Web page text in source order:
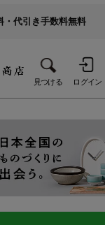
・代引き手数料無料
見つける ログイン